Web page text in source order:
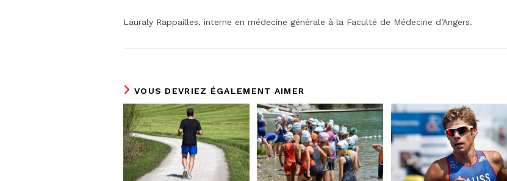
Lauraly Rappailles, interne en médecine générale à la Faculté de Médecine d’Angers.
VOUS DEVRIEZ ÉGALEMENT AIMER